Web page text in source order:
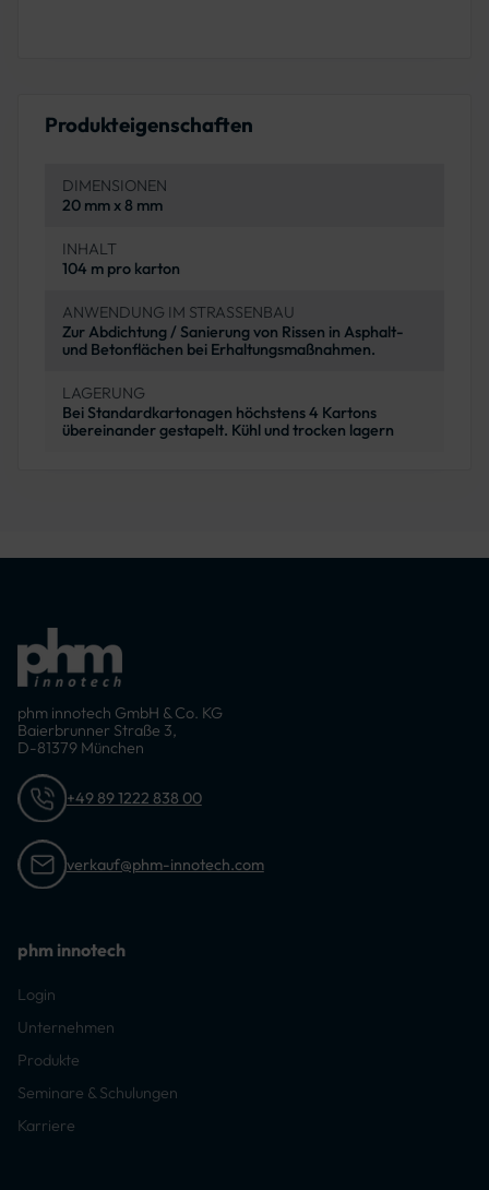
Produkteigenschaften
DIMENSIONEN
20 mm x 8 mm
INHALT
104 m pro karton
ANWENDUNG IM STRASSENBAU
Zur Abdichtung / Sanierung von Rissen in Asphalt-
und Betonflächen bei Erhaltungsmaßnahmen.
LAGERUNG
Bei Standardkartonagen höchstens 4 Kartons
übereinander gestapelt. Kühl und trocken lagern
phm innotech GmbH & Co. KG
Baierbrunner Straße 3,
D-81379 München
+49 89 1222 838 00
verkauf@phm-innotech.com
phm innotech
Login
Unternehmen
Produkte
Seminare & Schulungen
Karriere